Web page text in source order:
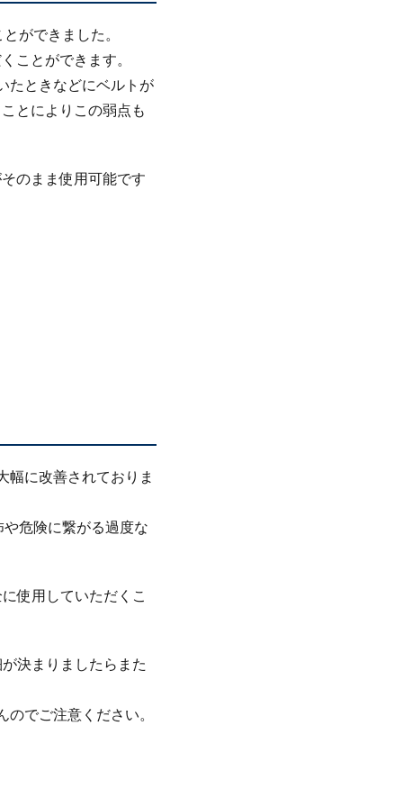
ができました。
ことができます。
たときなどにベルトが
とによりこの弱点も
のまま使用可能です
幅に改善されておりま
危険に繋がる過度な
使用していただくこ
決まりましたらまた
でご注意ください。